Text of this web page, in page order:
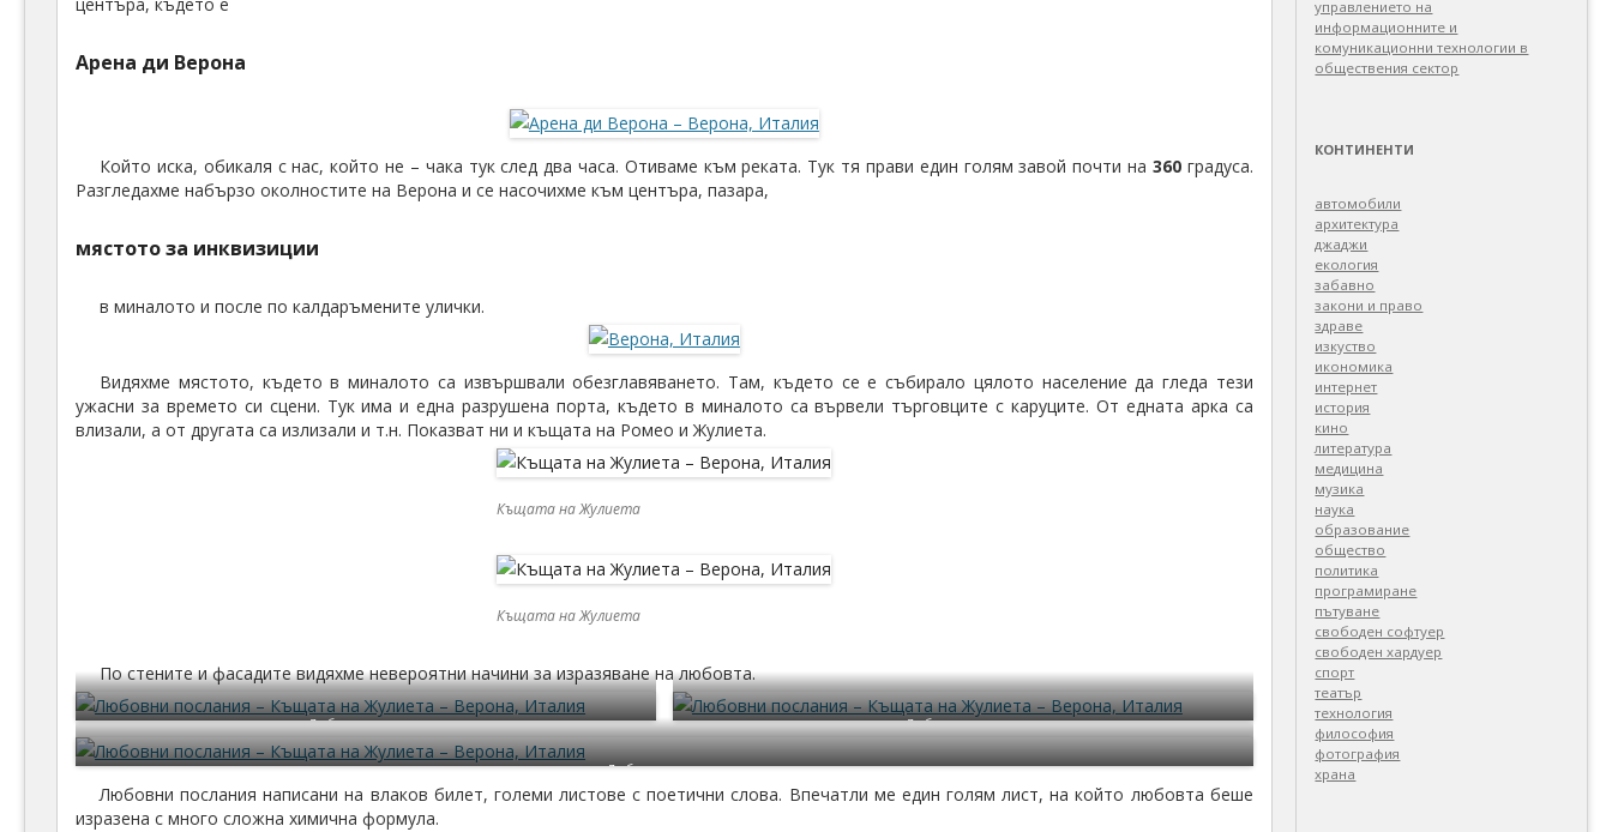
Арена ди Верона
Който иска, обикаля с нас, който не – чака тук след два часа. Отиваме към реката. Тук тя прави един голям завой почти на 360градуса.
Разгледахме набързо околностите на Верона и се насочихме към центъра, пазара,
мястото за инквизиции
в миналото и после по калдаръмените улички.
Видяхме мястото, където в миналото са извършвали обезглавяването. Там, където се е събирало цялото население да гледа тези
ужасни за времето си сцени. Тук има и една разрушена порта, където в миналото са вървели търговците с каруците. От едната арка са
влизали, а от другата са излизали и т.н. Показват ни и къщата на Ромео и Жулиета.
Къщата на Жулиета
Къщата на Жулиета
По стените и фасадите видяхме невероятни начини за изразяване на любовта.
Любовни послания Любовни послания
Любовни послания
Любовни послания написани на влаков билет, големи листове с поетични слова. Впечатли ме един голям лист, на който любовта беше
изразена с много сложна химична формула.
управлението на
информационните и
комуникационни технологии в
обществения сектор
КОНТИНЕНТИ
автомобили
архитектура
джаджи
екология
забавно
закони и право
здраве
изкуство
икономика
интернет
история
кино
литература
медицина
музика
наука
образование
общество
политика
програмиране
пътуване
свободен софтуер
свободен хардуер
спорт
театър
технология
философия
фотография
храна